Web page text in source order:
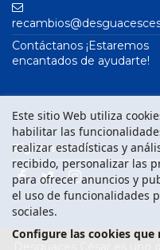
Contáctanos ¡Estaremos
encantados de ayudarte!
Este sitio Web utiliza
habilitar las
realizar estadísticas y
recibido, personalizar las
para ofrecer anuncios y
el uso de funcionalidades
sociales.
Configure las cookies
Síguenos en